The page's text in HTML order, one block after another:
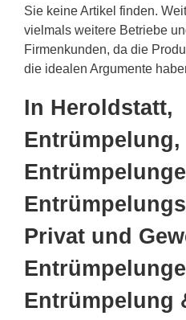
Sie keine Artikel finden.
vielmals weitere Betriebe
Firmenkunden, da die
die idealen Argumente
In Heroldstatt,
Entrümpelung,
Privat und
Entrümpelung